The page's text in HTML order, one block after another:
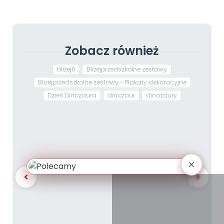
Zobacz również
bliżej6
Bliżejprzedszkolne zestawy
Bliżejprzedszkolne zestawy - Plakaty dekoracyjne
Dzień Dinozaura
dinozaur dinozaury